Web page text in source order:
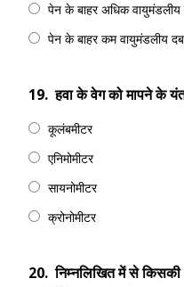
पेन के बाहर अधिक
पेन के बाहर कम वायुमंडलीय
19. हवा के वेग को मापने के
कूलंबमीटर
एनिमोमीटर
सायनोमीटर
क्रोनोमीटर
20. निम्नलिखित में से किसकी